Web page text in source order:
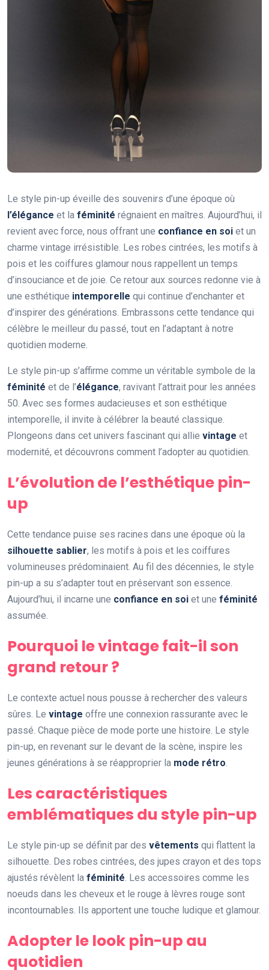
Le style pin-up éveille des souvenirs d’une époque où
l’élégance et la féminité régnaient en maîtres. Aujourd’hui, il
revient avec force, nous offrant une confiance en soi et un
charme vintage irrésistible. Les robes cintrées, les motifs à
pois et les coiffures glamour nous rappellent un temps
d’insouciance et de joie. Ce retour aux sources redonne vie à
une esthétique intemporelle qui continue d’enchanter et
d’inspirer des générations. Embrassons cette tendance qui
célèbre le meilleur du passé, tout en l’adaptant à notre
quotidien moderne.
Le style pin-up s’affirme comme un véritable symbole de la
féminité et de l’élégance, ravivant l’attrait pour les années
50. Avec ses formes audacieuses et son esthétique
intemporelle, il invite à célébrer la beauté classique.
Plongeons dans cet univers fascinant qui allie vintage et
modernité, et découvrons comment l’adopter au quotidien.
L’évolution de l’esthétique pin-
up
Cette tendance puise ses racines dans une époque où la
silhouette sablier, les motifs à pois et les coiffures
volumineuses prédominaient. Au fil des décennies, le style
pin-up a su s’adapter tout en préservant son essence.
Aujourd’hui, il incarne une confiance en soi et une féminité
assumée.
Pourquoi le vintage fait-il son
grand retour ?
Le contexte actuel nous pousse à rechercher des valeurs
sûres. Le vintage offre une connexion rassurante avec le
passé. Chaque pièce de mode porte une histoire. Le style
pin-up, en revenant sur le devant de la scène, inspire les
jeunes générations à se réapproprier la mode rétro.
Les caractéristiques
emblématiques du style pin-up
Le style pin-up se définit par des vêtements qui flattent la
silhouette. Des robes cintrées, des jupes crayon et des tops
ajustés révèlent la féminité. Les accessoires comme les
noeuds dans les cheveux et le rouge à lèvres rouge sont
incontournables. Ils apportent une touche ludique et glamour.
Adopter le look pin-up au
quotidien